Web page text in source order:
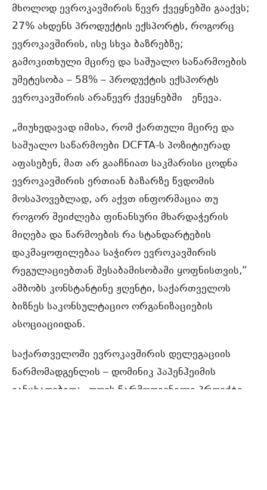
მხოლოდ ევროკავშირის წევრ ქვეყნებში გააქვს;
27% ახდენს პროდუქტის ექსპორტს, როგორც
ევროკავშირის, ისე სხვა ბაზრებზე;
გამოკითხული მცირე და საშუალო საწარმოების
უმეტესობა – 58% – პროდუქტის ექსპორტს
ევროკავშირის არაწევრ ქვეყნებში ეწევა.
„მიუხედავად იმისა, რომ ქართული მცირე და
საშუალო საწარმოები DCFTA-ს პოზიტიურად
აფასებენ, მათ არ გააჩნიათ საკმარისი ცოდნა
ევროკავშირის ერთიან ბაზარზე წვდომის
მოსაპოვებლად, არ აქვთ ინფორმაცია თუ
როგორ შეიძლება ფინანსური მხარდაჭერის
მიღება და წარმოების რა სტანდარტების
დაკმაყოფილებაა საჭირო ევროკავშირის
რეგულაციებთან შესაბამისობაში ყოფნისთვის,“
ამბობს კონსტანტინე ჟღენტი, საქართველოს
ბიზნეს საკონსულტაციო ორგანიზაციების
ასოციაციიდან.
საქართველოში ევროკავშირის დელეგაციის
წარმომადგენლის – დომინიკ პაპენჰეიმის
განცხადებით: „დღეს წარმოდგენილი პროექტი